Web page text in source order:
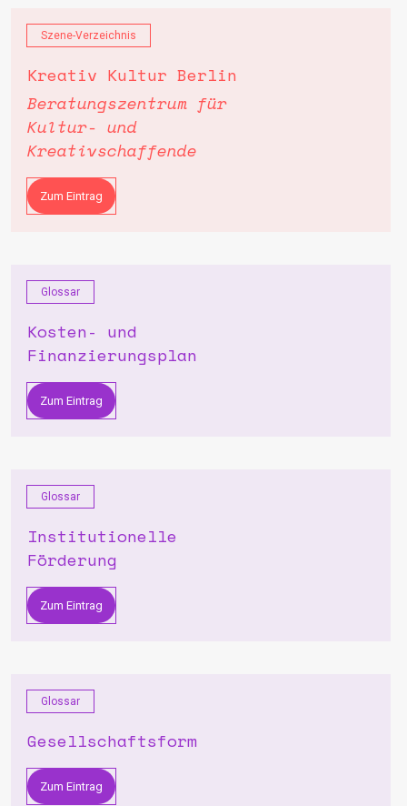
Szene-Verzeichnis
Kreativ Kultur Berlin
Beratungszentrum für
Kultur- und
Kreativschaffende
Zum Eintrag
Glossar
Kosten- und
Finanzierungsplan
Zum Eintrag
Glossar
Institutionelle
Förderung
Zum Eintrag
Glossar
Gesellschaftsform
Zum Eintrag